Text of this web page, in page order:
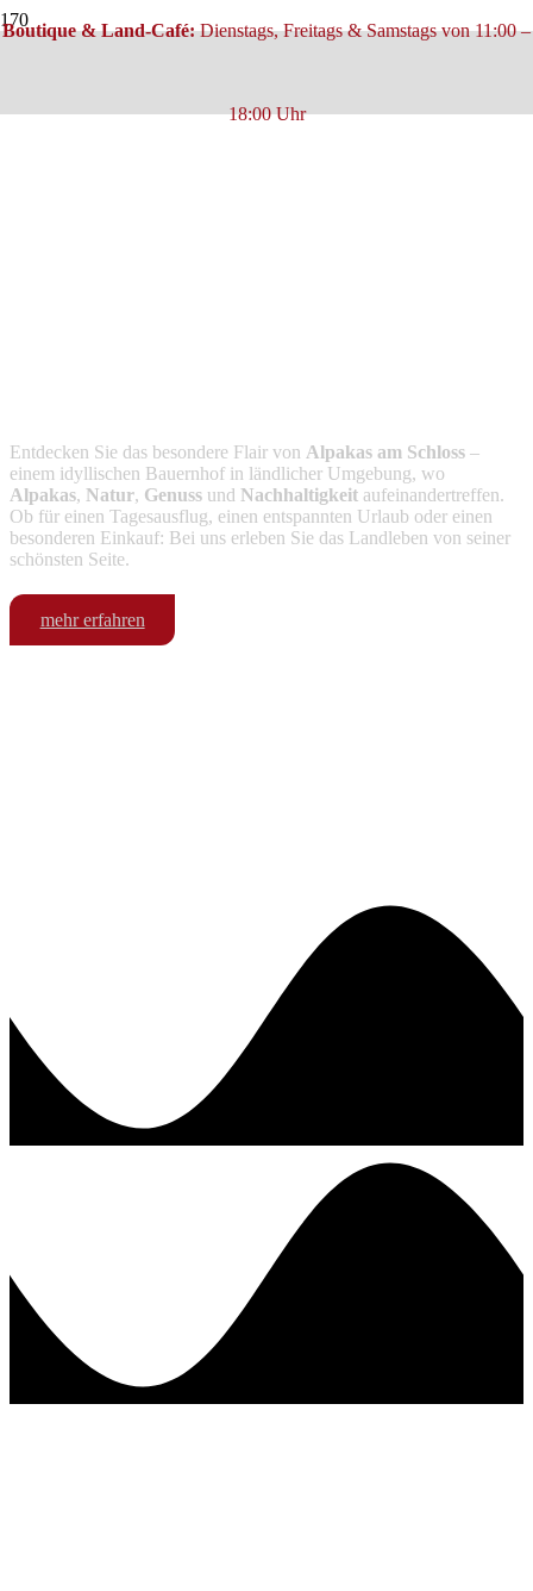
Boutique & Land-Café:Dienstags, Freitags & Samstags von 11:00 –
18:00 Uhr
Entdecken Sie das besondere Flair von Alpakas am Schloss –
einem idyllischen Bauernhof in ländlicher Umgebung, wo
Alpakas, Natur, Genuss und Nachhaltigkeit aufeinandertreffen.
Ob für einen Tagesausflug, einen entspannten Urlaub oder einen
besonderen Einkauf: Bei uns erleben Sie das Landleben von seiner
schönsten Seite.
mehr erfahren